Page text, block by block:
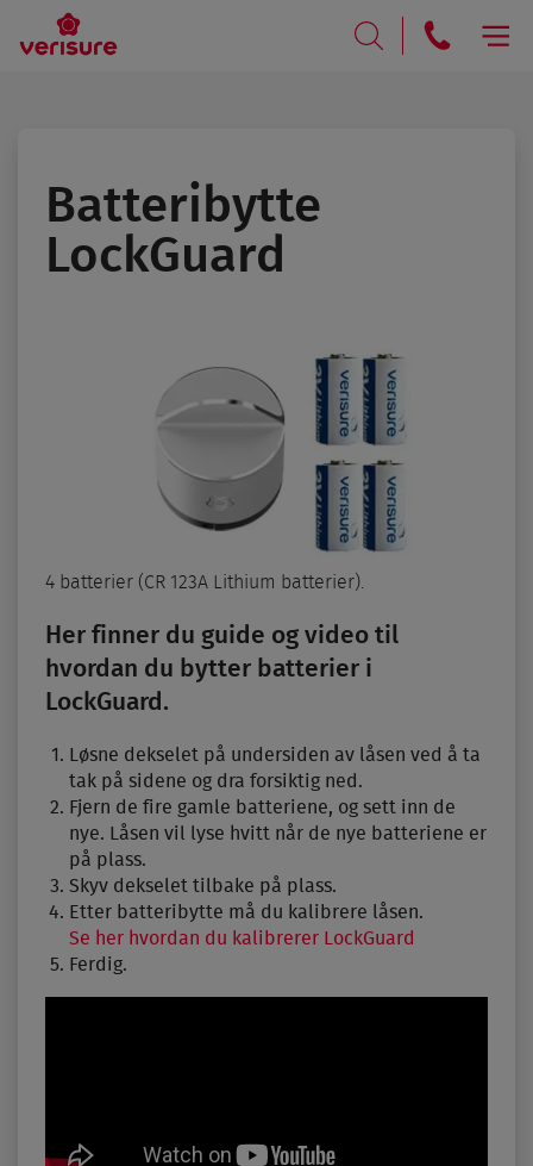
Batteribytte
LockGuard
4 batterier (CR 123A Lithium batterier).
Her finner du guide og video til
hvordan du bytter batterier i
LockGuard.
Løsne dekselet på undersiden av låsen ved å ta
tak på sidene og dra forsiktig ned.
Fjern de fire gamle batteriene, og sett inn de
nye. Låsen vil lyse hvitt når de nye batteriene er
på plass.
Skyv dekselet tilbake på plass.
Etter batteribytte må du kalibrere låsen.
Se her hvordan du kalibrerer LockGuard
Ferdig.